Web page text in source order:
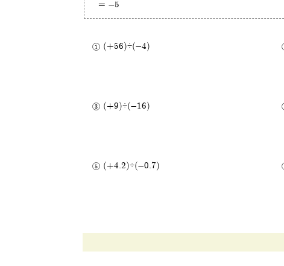
= -5
(+56)÷(-4)
(+9)÷(-16)
(+4.2)÷(-0.7)